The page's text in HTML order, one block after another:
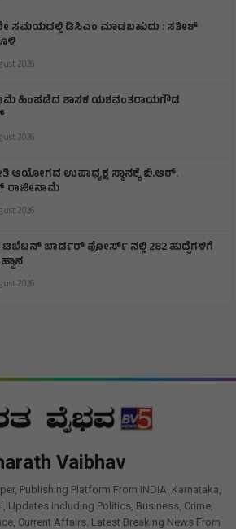
ಸಮಯದಲ್ಲಿ ಡಿಸಿಎಂ ಮಾಡಬಹುದು : ಸತೀಶ್
2026
ಹಿಂಪಡೆದ ಶಾಸಕ ಯಶವಂತರಾಯಗೌಡ
2026
ಆಯೋಗದ ಉಪಾಧ್ಯಕ್ಷ ಸ್ಥಾನಕ್ಕೆ ಬಿ.ಆರ್.
ರಾಜೀನಾಮೆ
2026
ಬಾರ್ಡರ್‌ ಫೋರ್ಸ್‌ ನಲ್ಲಿ 282 ಹುದ್ದೆಗಳಿಗೆ
2026
Vaibhav
Publishing Platform From INDIA. Karnataka,
Updates including Politics, Business, Crime,
Current Affairs. Latest Breaking News From